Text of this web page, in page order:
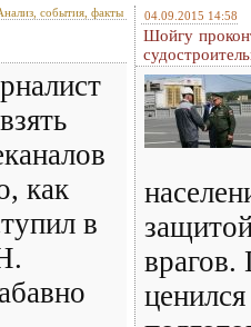
события, факты
как
в
04.09.2015 14:58
Шойгу
врагов.